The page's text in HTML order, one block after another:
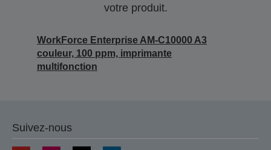
votre produit.
WorkForce Enterprise AM-C10000 A3
couleur, 100 ppm, imprimante
multifonction
Suivez-nous